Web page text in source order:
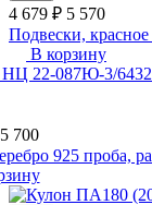
4 679 ₽ 5 570
Подвески, красное
В корзину
5 700
925 проба,